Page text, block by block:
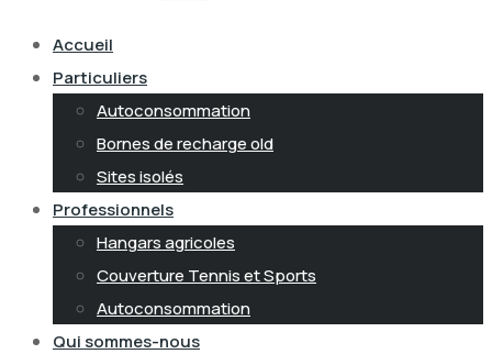
Accueil
Particuliers
Autoconsommation
Bornes de recharge old
Sites isolés
Professionnels
Hangars agricoles
Couverture Tennis et Sports
Autoconsommation
Qui sommes-nous